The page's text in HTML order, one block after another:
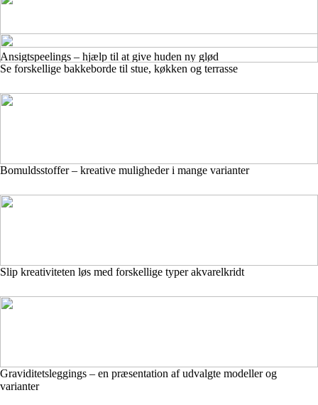
Ansigtspeelings – hjælp til at give huden ny glød
Se forskellige bakkeborde til stue, køkken og terrasse
Bomuldsstoffer – kreative muligheder i mange varianter
Slip kreativiteten løs med forskellige typer akvarelkridt
Graviditetsleggings – en præsentation af udvalgte modeller og
varianter